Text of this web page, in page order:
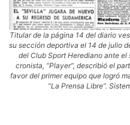
Titular de la página 14 del diario
su sección deportiva el 14 de julio
del Club Sport Herediano ante
cronista, “Player”, describió el
favor del primer equipo que logró
“La Prensa Libre”.